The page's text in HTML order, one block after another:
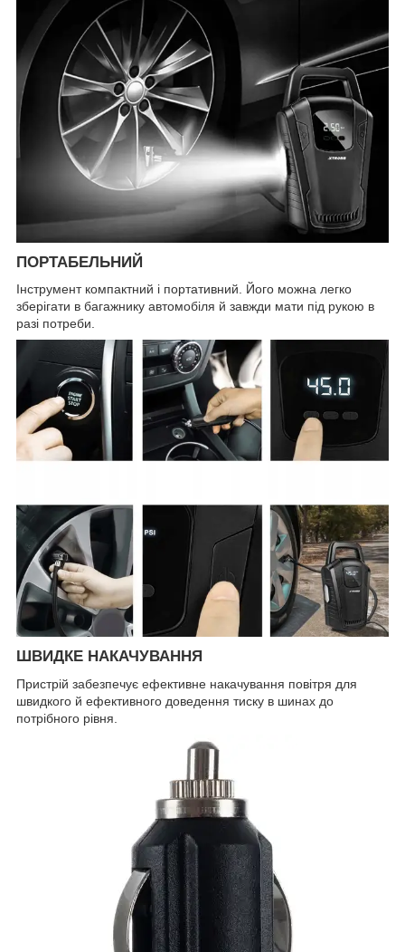
ПОРТАБЕЛЬНИЙ
Інструмент компактний і портативний. Його можна легко
зберігати в багажнику автомобіля й завжди мати під рукою в
разі потреби.
ШВИДКЕ НАКАЧУВАННЯ
Пристрій забезпечує ефективне накачування повітря для
швидкого й ефективного доведення тиску в шинах до
потрібного рівня.